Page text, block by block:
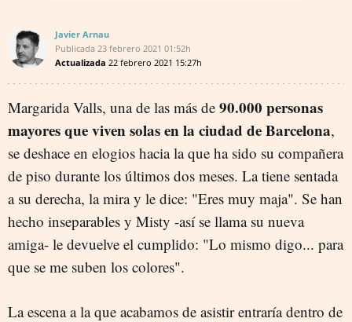
Javier Arnau
Publicada 23 febrero 2021 01:52h
Actualizada 22 febrero 2021 15:27h
Margarida Valls, una de las más de 90.000 personas
mayores que viven solas en la ciudad de Barcelona,
se deshace en elogios hacia la que ha sido su compañera
de piso durante los últimos dos meses. La tiene sentada
a su derecha, la mira y le dice: "Eres muy maja". Se han
hecho inseparables y Misty -así se llama su nueva
amiga- le devuelve el cumplido: "Lo mismo digo... para
que se me suben los colores".
La escena a la que acabamos de asistir entraría dentro de